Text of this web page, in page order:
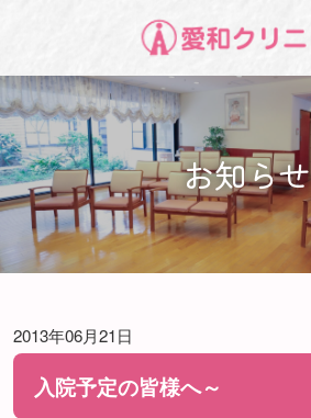
お知らせ
2013年06月21日
入院予定の皆様へ～